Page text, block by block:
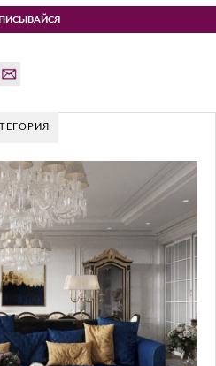
GROUP – УНИКАЛЬНЫЙ
К ДИЗАЙНУ
из лучших студий дизайна
в Росси…